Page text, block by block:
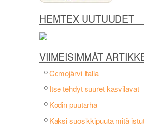
HEMTEX UUTUUDET
VIIMEISIMMÄT
Comojärvi Italia
Itse tehdyt suuret kasvilavat
Kodin puutarha
Kaksi suosikkipuuta mitä